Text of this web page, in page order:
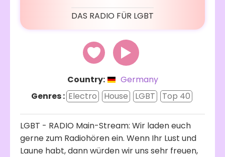
DAS RADIO FÜR LGBT
Country:
Germany
Genres : Electro House LGBT Top 40
LGBT - RADIO Main-Stream: Wir laden euch
gerne zum Radiohören ein. Wenn Ihr Lust und
Laune habt, dann würden wir uns sehr freuen,